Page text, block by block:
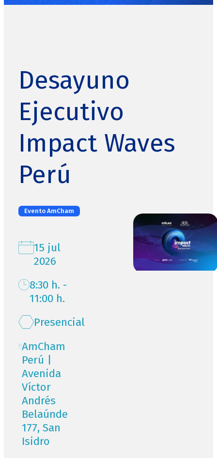
AMSI
Tribunal de Ética
Directorio
Contacto
Desayuno
Ejecutivo
Impact Waves
Perú
Evento AmCham
15 jul
2026
8:30 h. -
11:00 h.
Presencial
AmCham
Perú |
Avenida
Víctor
Andrés
Belaúnde
177, San
Isidro